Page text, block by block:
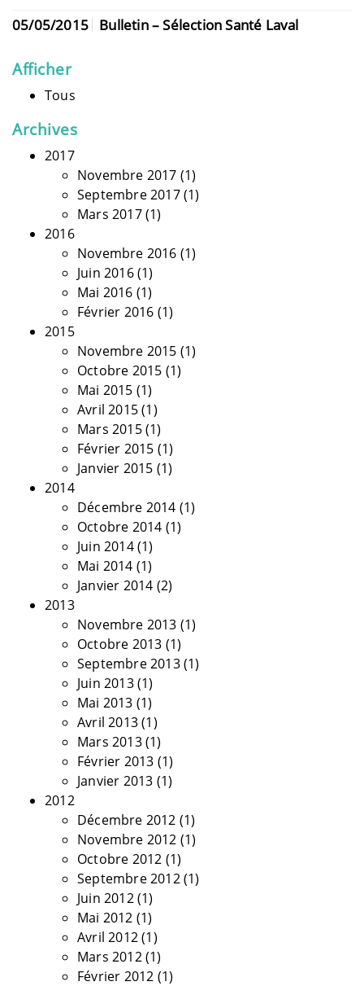
05/05/2015 Bulletin – Sélection Santé Laval
Afficher
Tous
Archives
2017
Novembre 2017 (1)
Septembre 2017(1)
Mars 2017(1)
2016
Novembre 2016 (1)
Juin 2016(1)
Mai 2016 (1)
Février 2016 (1)
2015
Novembre 2015 (1)
Octobre 2015 (1)
Mai 2015 (1)
Avril 2015(1)
Mars 2015(1)
Février 2015 (1)
Janvier 2015 (1)
2014
Décembre 2014 (1)
Octobre 2014 (1)
Juin 2014(1)
Mai 2014 (1)
Janvier 2014 (2)
2013
Novembre 2013 (1)
Octobre 2013 (1)
Septembre 2013(1)
Juin 2013(1)
Mai 2013 (1)
Avril 2013(1)
Mars 2013(1)
Février 2013 (1)
Janvier 2013 (1)
2012
Décembre 2012 (1)
Novembre 2012 (1)
Octobre 2012 (1)
Septembre 2012(1)
Juin 2012(1)
Mai 2012 (1)
Avril 2012(1)
Mars 2012(1)
Février 2012 (1)